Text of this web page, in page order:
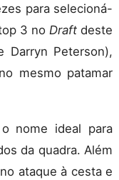
para selecioná-
3 no Draftdeste
Darryn Peterson),
mesmo patamar
nome ideal para
da quadra. Além
ataque à cesta e